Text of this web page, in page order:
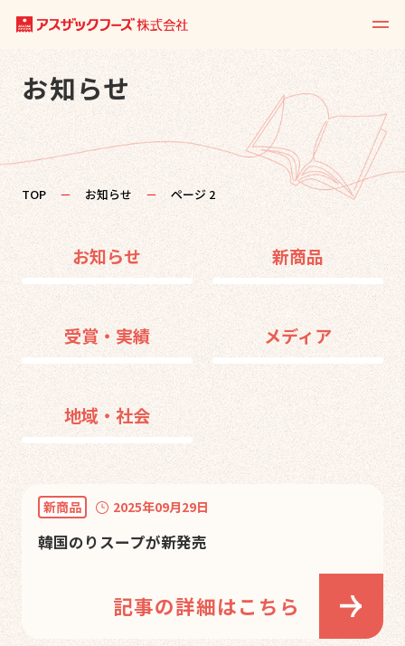
お知らせ
TOP － お知らせ － ページ 2
お知らせ 新商品
受賞・実績 メディア
地域・社会
2025年09月29日
新商品
韓国のりスープが新発売
記事の詳細はこちら